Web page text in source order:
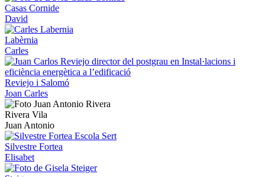
Casas Cornide
David
Labèrnia
Carles
Reviejo i Salomó
Joan Carles
Rivera Vila
Juan Antonio
Silvestre Fortea
Elisabet